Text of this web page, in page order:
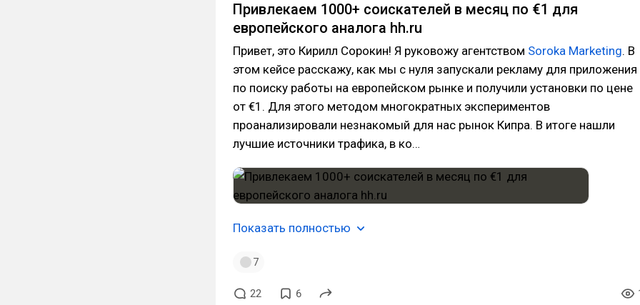
Привлекаем 1000+ соискателей в месяц по €1 для
европейского аналога hh.ru
Привет, это Кирилл Сорокин! Я руковожу агентством Soroka Marketing. В
этом кейсе расскажу, как мы с нуля запускали рекламу для приложения
по поиску работы на европейском рынке и получили установки по цене
от €1. Для этого методом многократных экспериментов
проанализировали незнакомый для нас рынок Кипра. В итоге нашли
лучшие источники трафика, в ко…
Показать полностью
7
22 6